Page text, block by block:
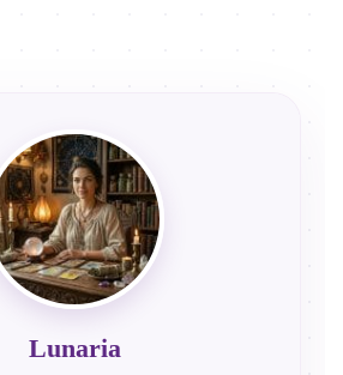
Lunaria